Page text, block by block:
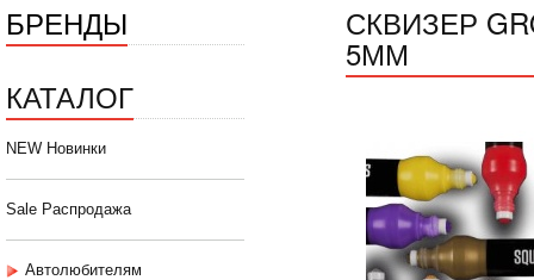
БРЕНДЫ
КАТАЛОГ
NEW Новинки
Sale Распродажа
Автолюбителям
СКВИЗЕР
5ММ